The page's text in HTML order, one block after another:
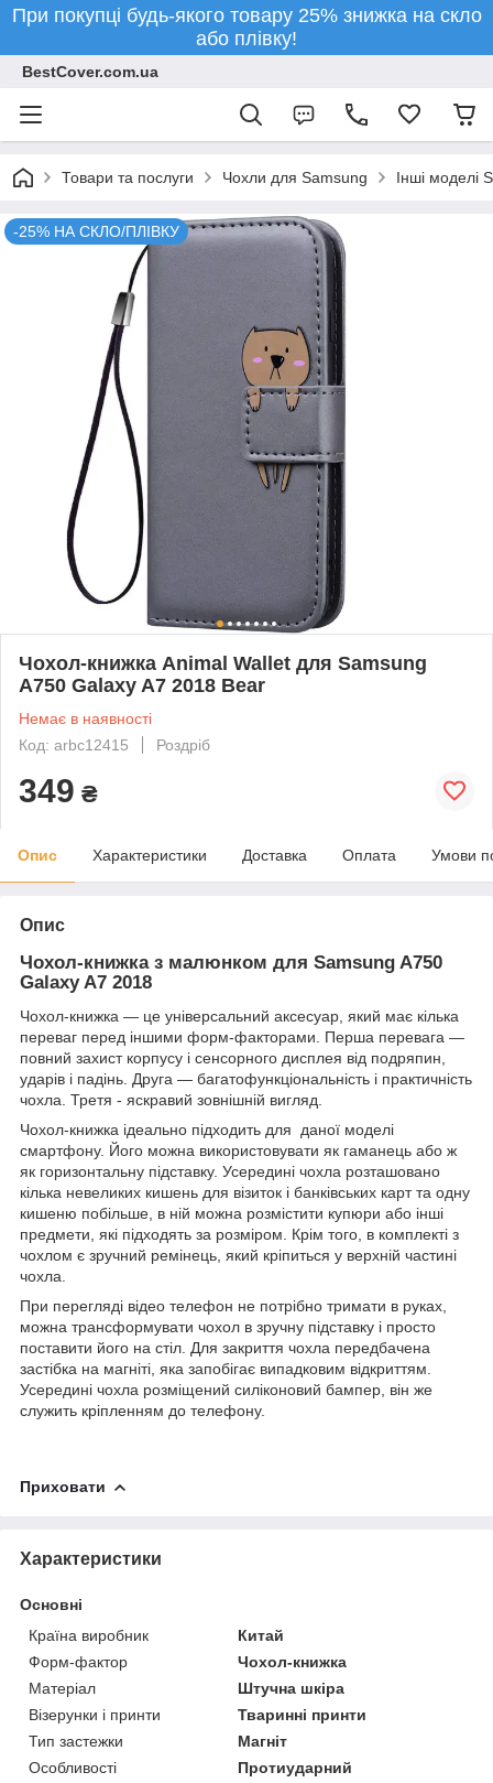
При покупці будь-якого товару 25% знижка на скло
або плівку!
BestCover.com.ua
Товари та послуги Чохли для Samsung Інші моделі
-25% НА СКЛО/ПЛІВКУ
Чохол-книжка Animal Wallet для Samsung
A750 Galaxy A7 2018 Bear
Немає в наявності
Код: arbc12415
Роздріб
349 ₴
Опис Характеристики Доставка Оплата Умови
Опис
Чохол-книжка з малюнком для Samsung A750
Galaxy A7 2018
Чохол-книжка ― це універсальний аксесуар, який має кілька
переваг перед іншими форм-факторами. Перша перевага ―
повний захист корпусу і сенсорного дисплея від подряпин,
ударів і падінь. Друга ― багатофункціональність і практичність
чохла. Третя - яскравий зовнішній вигляд.
Чохол-книжка ідеально підходить для даної моделі
смартфону. Його можна використовувати як гаманець або ж
як горизонтальну підставку. Усередині чохла розташовано
кілька невеликих кишень для візиток і банківських карт та одну
кишеню побільше, в ній можна розмістити купюри або інші
предмети, які підходять за розміром. Крім того, в комплекті з
чохлом є зручний ремінець, який кріпиться у верхній частині
чохла.
При перегляді відео телефон не потрібно тримати в руках,
можна трансформувати чохол в зручну підставку і просто
поставити його на стіл. Для закриття чохла передбачена
застібка на магніті, яка запобігає випадковим відкриттям.
Усередині чохла розміщений силіконовий бампер, він же
служить кріпленням до телефону.
Приховати
Характеристики
Основні
Країна виробник
Китай
Форм-фактор
Чохол-книжка
Матеріал
Штучна шкіра
Візерунки і принти
Тваринні принти
Тип застежки
Магніт
Особливості
Протиударний